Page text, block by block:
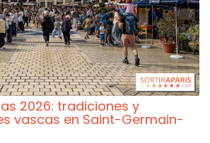
2026: tradiciones y
vascas en Saint-Germain-